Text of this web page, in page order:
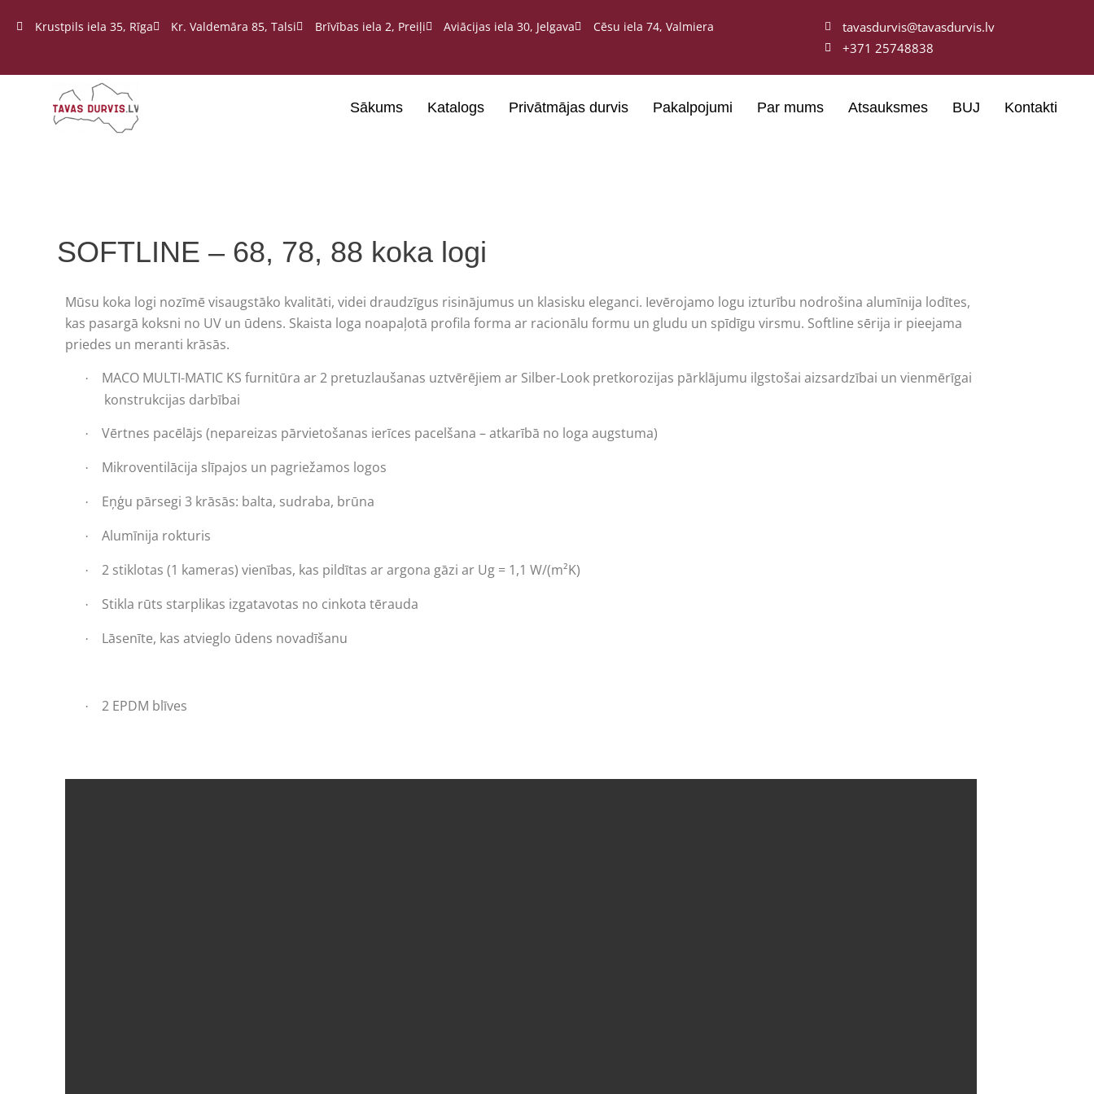
Krustpils iela 35, Rīga Kr. Valdemāra 85, Talsi Brīvības iela 2, Preiļi Aviācijas iela 30, Jelgava Cēsu iela 74, Valmiera
tavasdurvis@tavasdurvis.lv
+371 25748838
Sākums Katalogs Privātmājas durvis Pakalpojumi Par mums Atsauksmes BUJ Kontakti
SOFTLINE – 68, 78, 88 koka logi
Mūsu koka logi nozīmē visaugstāko kvalitāti, videi draudzīgus risinājumus un klasisku eleganci. Ievērojamo logu izturību nodrošina alumīnija lodītes,
kas pasargā koksni no UV un ūdens. Skaista loga noapaļotā profila forma ar racionālu formu un gludu un spīdīgu virsmu. Softline sērija ir pieejama
priedes un meranti krāsās.
·
MACO MULTI-MATIC KS furnitūra ar 2 pretuzlaušanas uztvērējiem ar Silber-Look pretkorozijas pārklājumu ilgstošai aizsardzībai un vienmērīgai
konstrukcijas darbībai
· Vērtnes pacēlājs (nepareizas pārvietošanas ierīces pacelšana – atkarībā no loga augstuma)
· Mikroventilācija slīpajos un pagriežamos logos
· Eņģu pārsegi 3 krāsās: balta, sudraba, brūna
· Alumīnija rokturis
· 2 stiklotas (1 kameras) vienības, kas pildītas ar argona gāzi ar Ug = 1,1 W/(m²K)
· Stikla rūts starplikas izgatavotas no cinkota tērauda
· Lāsenīte, kas atvieglo ūdens novadīšanu
· 2 EPDM blīves